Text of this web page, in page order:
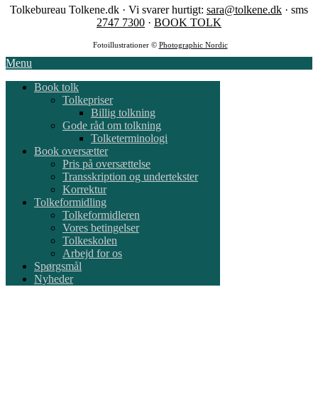
Tolkebureau Tolkene.dk · Vi svarer hurtigt: sara@tolkene.dk · sms
2747 7300 · BOOK TOLK
Fotoillustrationer © Photographic Nordic
Menu
Book tolk
Tolkepriser
Billig tolkning
Gode råd om tolkning
Tolketerminologi
Book oversætter
Pris på oversættelse
Transskription og undertekster
Korrektur
Tolkeformidling
Tolkeformidleren
Vores betingelser
Tolkeskolen
Arbejd for os
Spørgsmål
Nyheder